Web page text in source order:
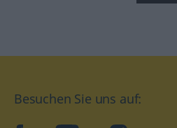
Besuchen Sie uns auf: